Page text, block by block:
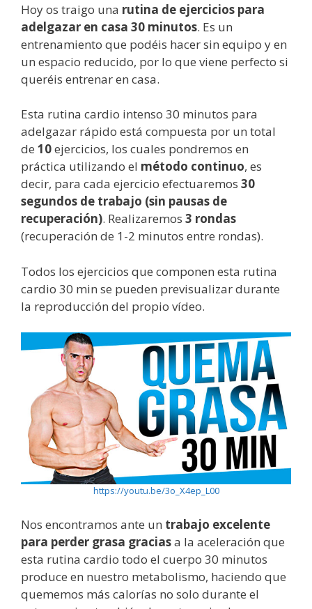
Hoy os traigo una rutina de ejercicios para
adelgazar en casa 30 minutos. Es un
entrenamiento que podéis hacer sin equipo y en
un espacio reducido, por lo que viene perfecto si
queréis entrenar en casa.
Esta rutina cardio intenso 30 minutos para
adelgazar rápido está compuesta por un total
de 10ejercicios, los cuales pondremos en
práctica utilizando el método continuo, es
decir, para cada ejercicio efectuaremos 30
segundos de trabajo (sin pausas de
recuperación). Realizaremos 3 rondas
(recuperación de 1-2 minutos entre rondas).
Todos los ejercicios que componen esta rutina
cardio 30 min se pueden previsualizar durante
la reproducción del propio vídeo.
https://youtu.be/3o_X4ep_L00
Nos encontramos ante un trabajo excelente
para perder grasa graciasa la aceleración que
esta rutina cardio todo el cuerpo 30 minutos
produce en nuestro metabolismo, haciendo que
quememos más calorías no solo durante el